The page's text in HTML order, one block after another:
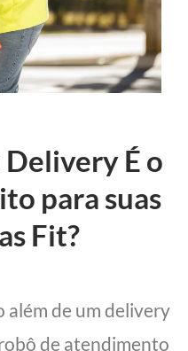
Delivery É o
para suas
Fit?
além de um delivery
de atendimento